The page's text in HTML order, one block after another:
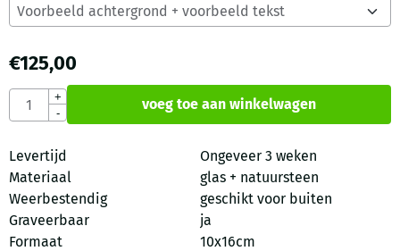
€125,00
Aantal
+
-
voeg toe aan winkelwagen
Levertijd
Ongeveer 3 weken
Materiaal
glas + natuursteen
Weerbestendig
geschikt voor buiten
Graveerbaar
ja
Formaat
10x16cm